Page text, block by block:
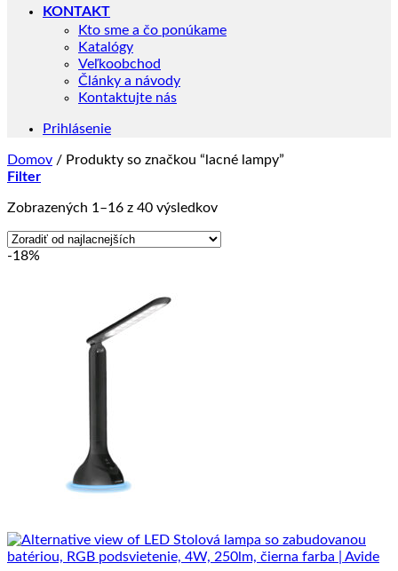
KONTAKT
Kto sme a čo ponúkame
Katalógy
Veľkoobchod
Články a návody
Kontaktujte nás
Prihlásenie
Domov / Produkty so značkou “lacné lampy”
Filter
Zobrazených 1–16 z 40 výsledkovZoradené
ceny:
-18%